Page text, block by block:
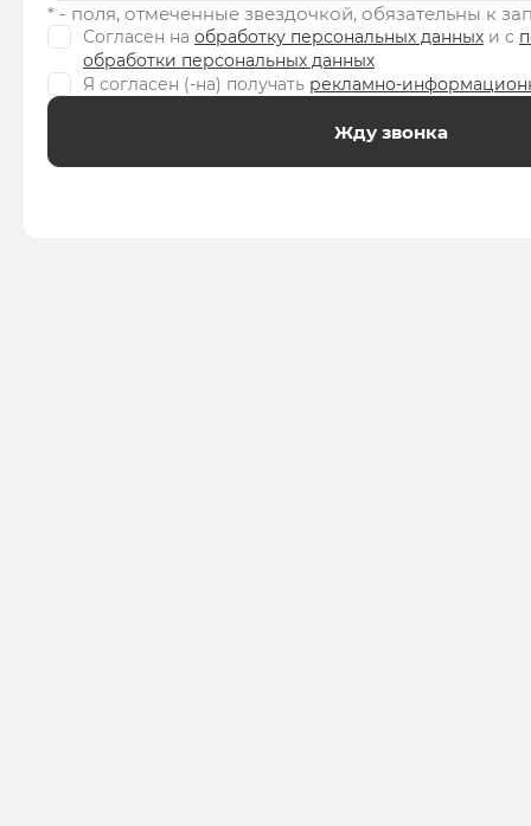
* - поля, отмеченные звездочкой, обязательны к
Согласен на обработку персональных данных и c
обработки персональных данных
Я согласен (-на) получать рекламно-
Жду звонка